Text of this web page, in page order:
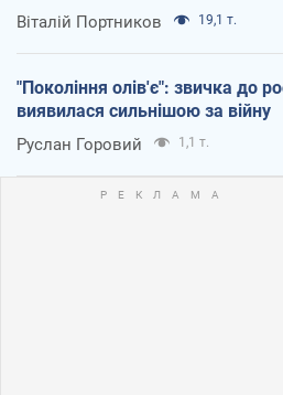
Віталій Портников 19,1 т.
"Покоління олів'є": звичка до
виявилася сильнішою за війну
Руслан Горовий 1,1 т.